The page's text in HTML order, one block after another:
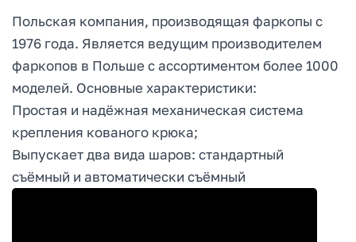
Польская компания, производящая фаркопы с
1976 года. Является ведущим производителем
фаркопов в Польше с ассортиментом более 1000
моделей. Основные характеристики:
Простая и надёжная механическая система
крепления кованого крюка;
Выпускает два вида шаров: стандартный
съёмный и автоматически съёмный